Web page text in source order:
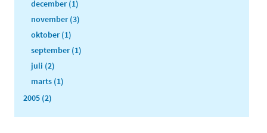
december (1)
november (3)
oktober (1)
september (1)
juli (2)
marts (1)
2005 (2)